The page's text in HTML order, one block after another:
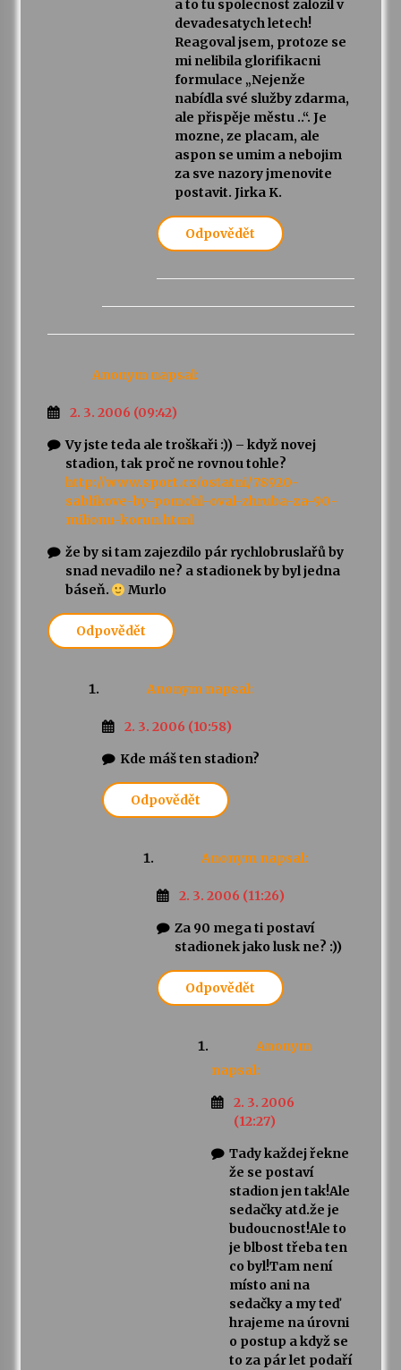
a to tu spolecnost zalozil v
devadesatych letech!
Reagoval jsem, protoze se
mi nelibila glorifikacni
formulace „Nejenže
nabídla své služby zdarma,
ale přispěje městu ..“. Je
mozne, ze placam, ale
aspon se umim a nebojim
za sve nazory jmenovite
postavit. Jirka K.
Odpovědět
Anonym napsal:
2. 3. 2006 (09:42)
Vy jste teda ale troškaři :)) – když novej
stadion, tak proč ne rovnou tohle?
http://www.sport.cz/ostatni/78920-
sablikove-by-pomohl-oval-zhruba-za-90-
milionu-korun.html
že by si tam zajezdilo pár rychlobruslařů by
snad nevadilo ne? a stadionek by byl jedna
báseň.
Murlo
Odpovědět
Anonym napsal:
2. 3. 2006 (10:58)
Kde máš ten stadion?
Odpovědět
Anonym napsal:
2. 3. 2006 (11:26)
Za 90 mega ti postaví
stadionek jako lusk ne? :))
Odpovědět
Anonym
napsal:
2. 3. 2006
(12:27)
Tady každej řekne
že se postaví
stadion jen tak!Ale
sedačky atd.že je
budoucnost!Ale to
je blbost třeba ten
co byl!Tam není
místo ani na
sedačky a my teď
hrajeme na úrovni
o postup a když se
to za pár let podaří